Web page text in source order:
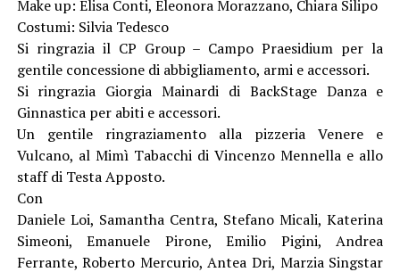
Make up: Elisa Conti, Eleonora Morazzano, Chiara Silipo
Costumi: Silvia Tedesco
Si ringrazia il CP Group – Campo Praesidium per la
gentile concessione di abbigliamento, armi e accessori.
Si ringrazia Giorgia Mainardi di BackStage Danza e
Ginnastica per abiti e accessori.
Un gentile ringraziamento alla pizzeria Venere e
Vulcano, al Mimì Tabacchi di Vincenzo Mennella e allo
staff di Testa Apposto.
Con
Daniele Loi, Samantha Centra, Stefano Micali, Katerina
Simeoni, Emanuele Pirone, Emilio Pigini, Andrea
Ferrante, Roberto Mercurio, Antea Dri, Marzia Singstar